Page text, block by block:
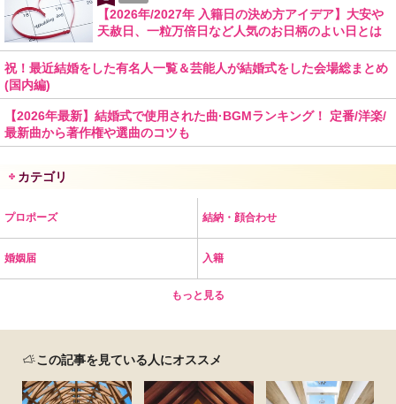
【2026年/2027年 入籍日の決め方アイデア】大安や
天赦日、一粒万倍日など人気のお日柄のよい日とは
祝！最近結婚をした有名人一覧＆芸能人が結婚式をした会場総まとめ
(国内編)
【2026年最新】結婚式で使用された曲·BGMランキング！ 定番/洋楽/
最新曲から著作権や選曲のコツも
カテゴリ
プロポーズ 結納・顔合わせ
婚姻届 入籍
もっと見る
この記事を見ている人にオススメ